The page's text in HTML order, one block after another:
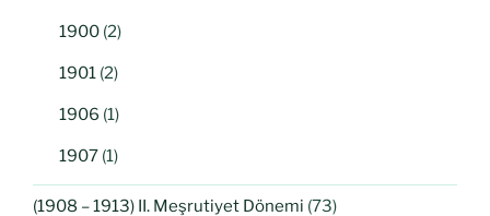
1900 (2)
1901 (2)
1906 (1)
1907 (1)
(1908 – 1913) II. Meşrutiyet Dönemi (73)